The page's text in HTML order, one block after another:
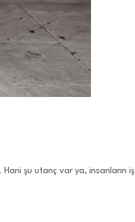
Hani şu utanç var ya, insanların iş